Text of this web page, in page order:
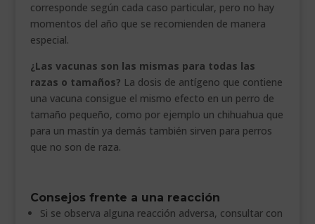
corresponde según cada caso particular, pero no hay
momentos del año que se recomienden de manera
especial.
¿Las vacunas son las mismas para todas las
razas o tamaños? La dosis de antígeno que contiene
una vacuna consigue el mismo efecto en un perro de
tamaño pequeño, como por ejemplo un chihuahua que
para un mastín ya demás también sirven para perros
que no son de raza.
Consejos frente a una reacción
Si se observa alguna reacción adversa, consultar con